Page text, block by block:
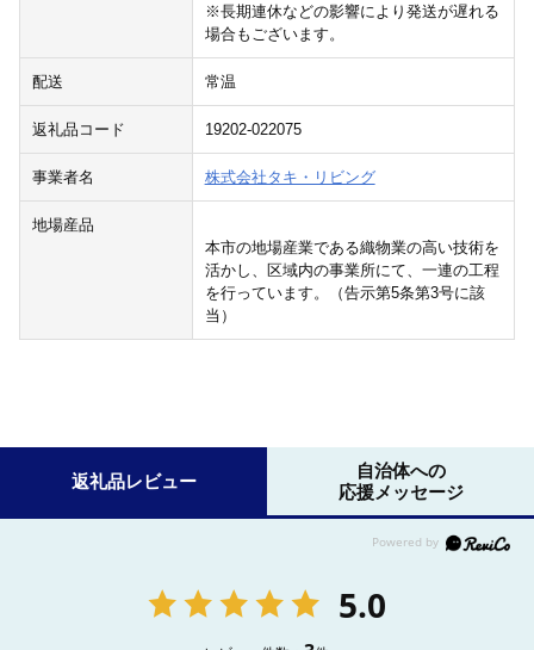
※長期連休などの影響により発送が遅れる
場合もございます。
配送 常温
返礼品コード 19202-022075
事業者名 株式会社タキ・リビング
地場産品
本市の地場産業である織物業の高い技術を
活かし、区域内の事業所にて、一連の工程
を行っています。（告示第5条第3号に該
当）
返礼品レビュー
自治体への
応援メッセージ
5.0